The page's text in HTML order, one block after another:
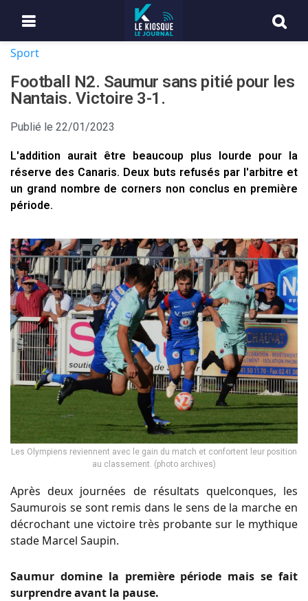
Sport
Football N2. Saumur sans pitié pour les
Nantais. Victoire 3-1.
Publié le 22/01/2023
L'addition aurait être beaucoup plus lourde pour la
réserve des Canaris. Deux buts refusés par l'arbitre et
un grand nombre de corners non conclus en première
période.
Les Olympiens reviennent avec le gain du match et confortent leur position
au classement. (photo archives)
Après deux journées de résultats quelconques, les
Saumurois se sont remis dans le sens de la marche en
décrochant une victoire très probante sur le mythique
stade Marcel Saupin.
Saumur domine la première période mais se fait
surprendre avant la pause.